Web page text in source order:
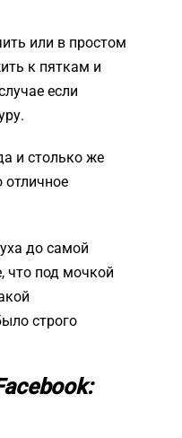
или в простом
к пяткам и
если
и столько же
до самой
что под мочкой
строго